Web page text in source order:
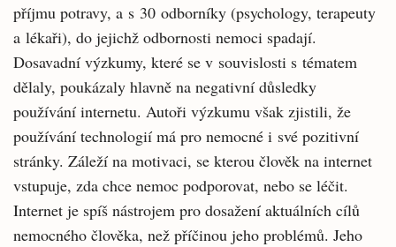
příjmu potravy, a s 30 odborníky (psychology, terapeuty
a lékaři), do jejichž odbornosti nemoci spadají.
Dosavadní výzkumy, které se v souvislosti s tématem
dělaly, poukázaly hlavně na negativní důsledky
používání internetu. Autoři výzkumu však zjistili, že
používání technologií má pro nemocné i své pozitivní
stránky. Záleží na motivaci, se kterou člověk na internet
vstupuje, zda chce nemoc podporovat, nebo se léčit.
Internet je spíš nástrojem pro dosažení aktuálních cílů
nemocného člověka, než příčinou jeho problémů. Jeho